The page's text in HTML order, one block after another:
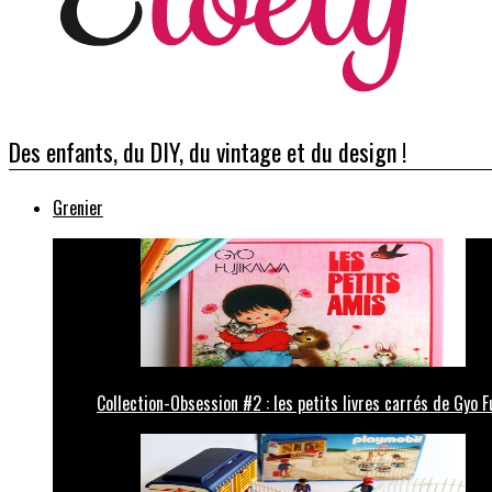
Des enfants, du DIY, du vintage et du design !
Grenier
Collection-Obsession #2 : les petits livres carrés de Gyo